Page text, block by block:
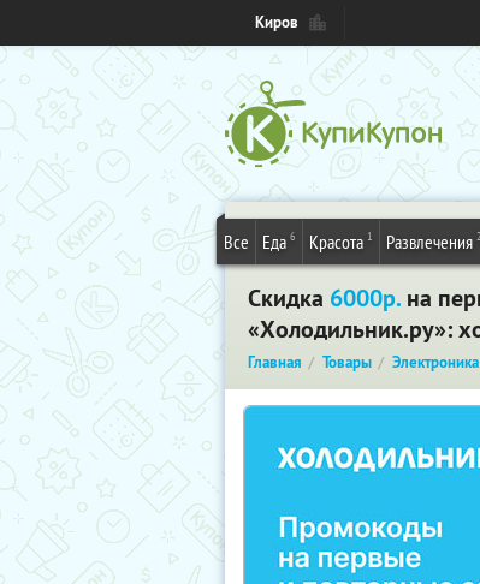
Киров
Все Еда 6 Красота 1 Развлечения
Скидка 6000р. на
«Холодильник.ру»:
Главная Товары Электроника